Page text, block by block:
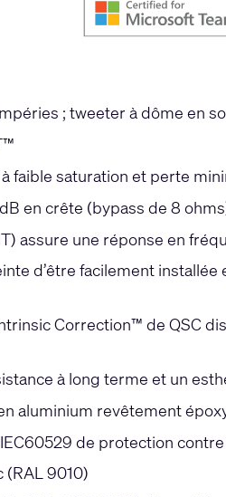
; tweeter à dôme en
faible saturation et perte
en crête (bypass de 8
assure une réponse en
d’être facilement
Correction™ de QSC
à long terme et un
aluminium revêtement
de protection
(RAL 9010)